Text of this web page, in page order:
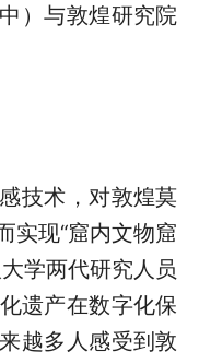
）与敦煌研究院
技术，对敦煌莫
实现“窟内文物窟
学两代研究人员
遗产在数字化保
越多人感受到敦